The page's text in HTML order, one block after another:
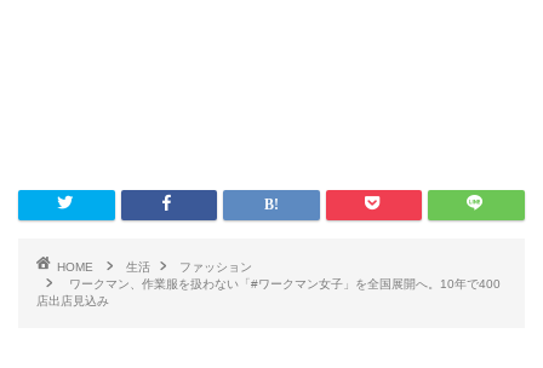
HOME 生活
ファッション
ワークマン、作業服を扱わない「#ワークマン女子」を全国展開へ。10年で400
店出店見込み